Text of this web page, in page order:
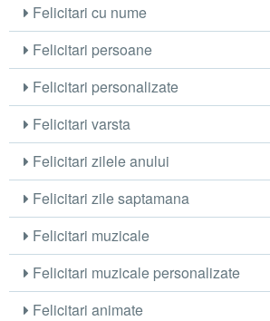
Felicitari cu nume
Felicitari persoane
Felicitari personalizate
Felicitari varsta
Felicitari zilele anului
Felicitari zile saptamana
Felicitari muzicale
Felicitari muzicale personalizate
Felicitari animate